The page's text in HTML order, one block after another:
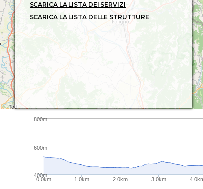
0.0km 1.0km 2.0km 3.0km
400m
600m
800m
SCARICA LA LISTA DEI SERVIZI
SCARICA LA LISTA DELLE STRUTTURE